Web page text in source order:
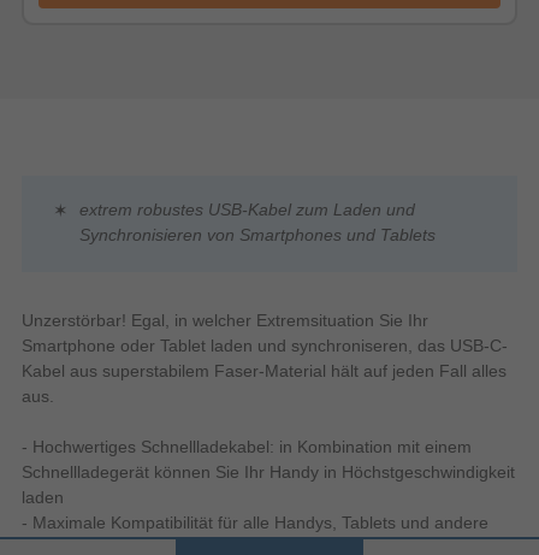
extrem robustes USB-Kabel zum Laden und
Synchronisieren von Smartphones und Tablets
Unzerstörbar! Egal, in welcher Extremsituation Sie Ihr
Smartphone oder Tablet laden und synchroniseren, das USB-C-
Kabel aus superstabilem Faser-Material hält auf jeden Fall alles
aus.
- Hochwertiges Schnellladekabel: in Kombination mit einem
Schnellladegerät können Sie Ihr Handy in Höchstgeschwindigkeit
laden
- Maximale Kompatibilität für alle Handys, Tablets und andere